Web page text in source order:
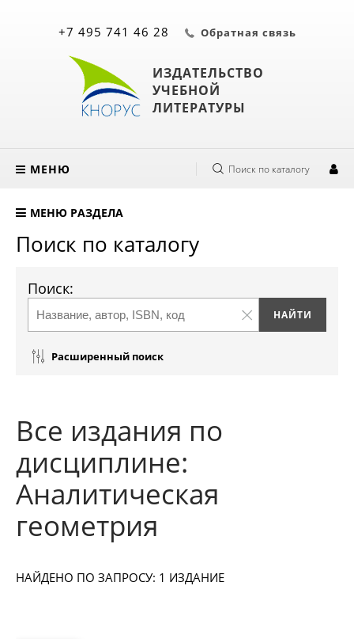
ИЗДАТЕЛЬСТВО
УЧЕБНОЙ
ЛИТЕРАТУРЫ
+7 495 741 46 28 Обратная связь
МЕНЮ Поиск по каталогу
МЕНЮ РАЗДЕЛА
Поиск по каталогу
Поиск:
Расширенный поиск
Все издания по
дисциплине:
Аналитическая
геометрия
НАЙДЕНО ПО ЗАПРОСУ: 1 ИЗДАНИЕ